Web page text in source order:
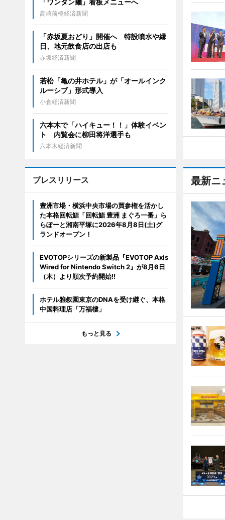
最新ニ
「ワンタン麺」看板メニューへ
高崎前橋経済新聞
「赤坂夏おどり」開催へ 特設噴水や縁
日、地元飲食店の出店も
赤坂経済新聞
若松「亀の井ホテル」が「オールインク
ルーシブ」形式導入
小倉経済新聞
六本木で「ハイキュー！！」体験イベン
ト 内覧会に柳田将洋選手も
六本木経済新聞
プレスリリース
豊洲市場・横浜中央市場の買参権を活かし
た本格回転鮨「回転鮨 豊洲 まぐろ一番」ら
らぽーと湘南平塚に2026年8月8日(土)グ
ランドオープン！
EVOTOPシリーズの新製品『EVOTOP Axis
Wired for Nintendo Switch 2』が8月6日
（木）より順次予約開始!!
ホテル雅叙園東京のDNAを受け継ぐ、本格
中国料理店「万福樓」
もっと見る